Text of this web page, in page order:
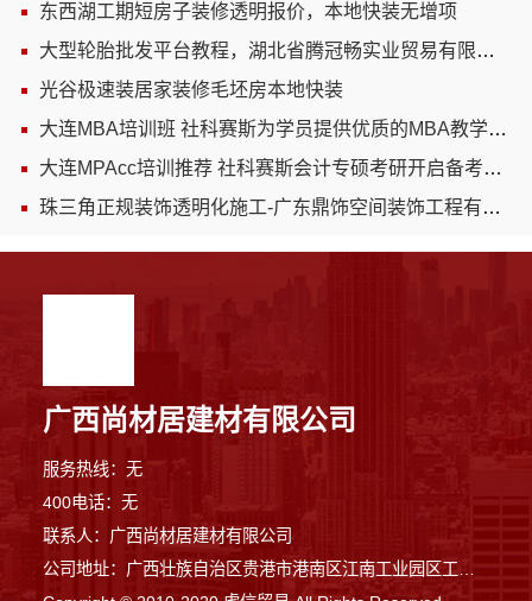
东西湖工期短房子装修透明报价，本地快装无增项
大型轮胎批发平台教程，湖北省腾冠畅实业贸易有限公司批发攻略
光谷极速装居家装修毛坯房本地快装
大连MBA培训班 社科赛斯为学员提供优质的MBA教学服务
大连MPAcc培训推荐 社科赛斯会计专硕考研开启备考专属计划
珠三角正规装饰透明化施工-广东鼎饰空间装饰工程有限公司
广西尚材居建材有限公司
服务热线：无
400电话：无
联系人：广西尚材居建材有限公司